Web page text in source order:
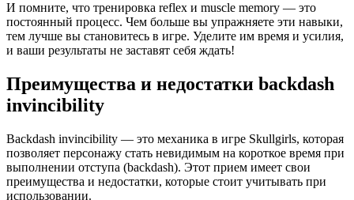
И помните, что тренировка reflex и muscle memory — это
постоянный процесс. Чем больше вы упражняете эти навыки,
тем лучше вы становитесь в игре. Уделите им время и усилия,
и ваши результаты не заставят себя ждать!
Преимущества и недостатки backdash
invincibility
Backdash invincibility — это механика в игре Skullgirls, которая
позволяет персонажу стать невидимым на короткое время при
выполнении отступа (backdash). Этот прием имеет свои
преимущества и недостатки, которые стоит учитывать при
использовании.